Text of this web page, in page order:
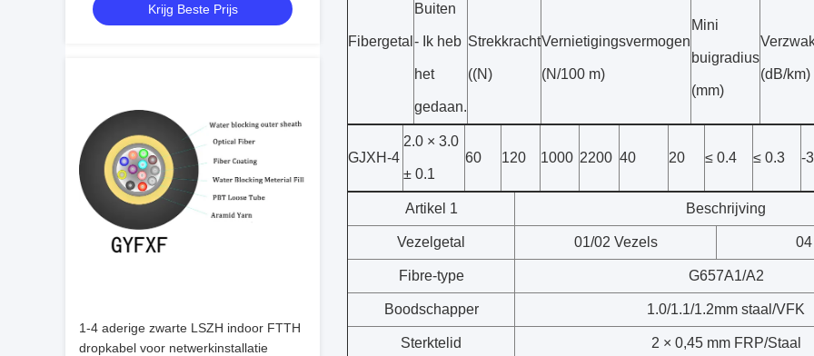
systeem bedradingKrijg Beste Prijs
1-4 aderige zwarte LSZH indoor FTTH
dropkabel voor netwerkinstallatie
Fibergetal
Buiten
- Ik heb
het
gedaan.
Strekkracht
((N)
Vernietigingsvermogen
(N/100 m)
Mini
buigradius
(mm)
(dB/km)
GJXH-4
2.0 × 3.0
± 0.1
60 120 1000 2200 40 20 ≤ 0.4 ≤ 0.3 -
Artikel 1 Beschrijving
Vezelgetal 01/02 Vezels
Fibre-type G657A1/A2
Boodschapper 1.0/1.1/1.2mm staal/VFK
Sterktelid 2 × 0,45 mm FRP/Staal